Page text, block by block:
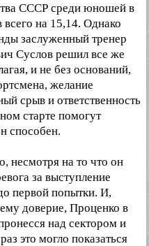
СССР среди юношей в
на 15,14. Однако
заслуженный тренер
Суслов решил все же
и не без оснований,
желание
срыв и ответственность
старте помогут
способен.
несмотря на то что он
за выступление
первой попытки. И,
доверие, Проценко в
над сектором и
это могло показаться